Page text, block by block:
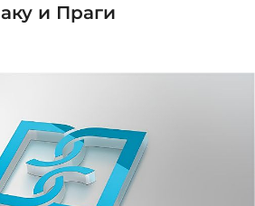
и Праги